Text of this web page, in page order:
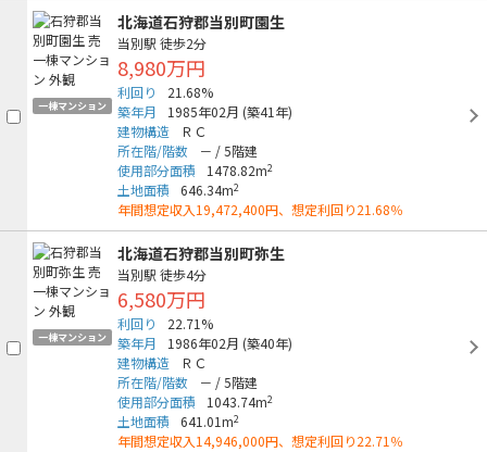
一棟マンション
北海道石狩郡当別町園生
当別駅 徒歩2分
8,980万円
利回り
21.68%
築年月
1985年02月 (築41年)
建物構造
ＲＣ
所在階/階数
－ /5階建
使用部分面積
1478.82m2
土地面積 646.34m2
年間想定収入19,472,400円、想定利回り21.68％
一棟マンション
北海道石狩郡当別町弥生
当別駅 徒歩4分
6,580万円
利回り
22.71%
築年月
1986年02月 (築40年)
建物構造
ＲＣ
所在階/階数
－ /5階建
使用部分面積
1043.74m2
土地面積 641.01m2
年間想定収入14,946,000円、想定利回り22.71％